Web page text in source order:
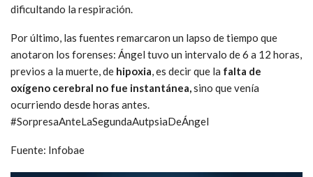
dificultando la respiración.
Por último, las fuentes remarcaron un lapso de tiempo que
anotaron los forenses: Ángel tuvo un intervalo de 6 a 12 horas,
previos a la muerte, de hipoxia, es decir que la falta de
oxígeno cerebral no fue instantánea,sino que venía
ocurriendo desde horas antes.
#SorpresaAnteLaSegundaAutpsiaDeÁngel
Fuente: Infobae